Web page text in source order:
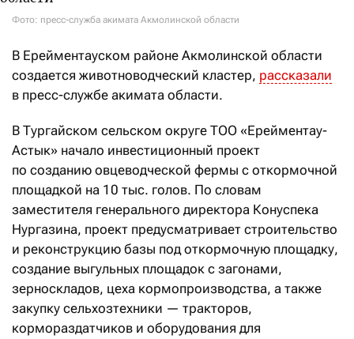
Фото: пресс-служба акимата Акмолинской области
В Ерейментауском районе Акмолинской области
создается животноводческий кластер, рассказали
в пресс-службе акимата области.
В Тургайском сельском округе ТОО «Ерейментау-
Астык» начало инвестиционный проект
по созданию овцеводческой фермы с откормочной
площадкой на 10 тыс. голов. По словам
заместителя генерального директора Конуспека
Нургазина, проект предусматривает строительство
и реконструкцию базы под откормочную площадку,
создание выгульных площадок с загонами,
зерноскладов, цеха кормопроизводства, а также
закупку сельхозтехники — тракторов,
кормораздатчиков и оборудования для